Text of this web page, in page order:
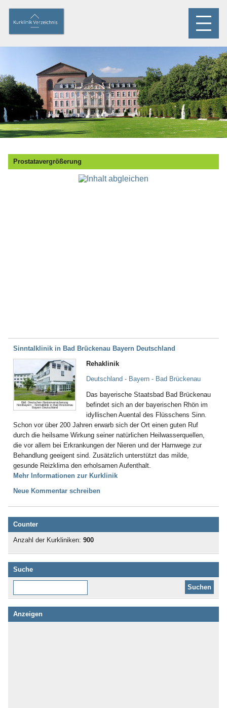
Prostatavergrößerung
Sinntalklinik in Bad Brückenau Bayern Deutschland
Bild: Deutschen Rentenversicherung
Nordbayern - Sinntalklinik in Bad Brückenau
Bayern Deutschland
Rehaklinik
Deutschland - Bayern - Bad Brückenau
Das bayerische Staatsbad Bad Brückenau
befindet sich an der bayerischen Rhön im
idyllischen Auental des Flüsschens Sinn.
Schon vor über 200 Jahren erwarb sich der Ort einen guten Ruf
durch die heilsame Wirkung seiner natürlichen Heilwasserquellen,
die vor allem bei Erkrankungen der Nieren und der Harnwege zur
Behandlung geeigent sind. Zusätzlich unterstützt das milde,
gesunde Reizklima den erholsamen Aufenthalt.
Mehr Informationen zur Kurklinik
Neue Kommentar schreiben
Counter
Anzahl der Kurkliniken: 900
Suche
Anzeigen